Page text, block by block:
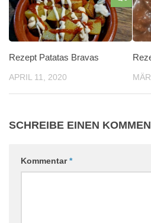
Rezept Patatas Bravas
APRIL 11, 2020
SCHREIBE EINEN
Kommentar*